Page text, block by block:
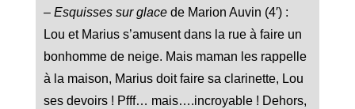
– Esquisses sur glacede Marion Auvin (4′) :
Lou et Marius s’amusent dans la rue à faire un
bonhomme de neige. Mais maman les rappelle
à la maison, Marius doit faire sa clarinette, Lou
ses devoirs ! Pfff… mais….incroyable ! Dehors,